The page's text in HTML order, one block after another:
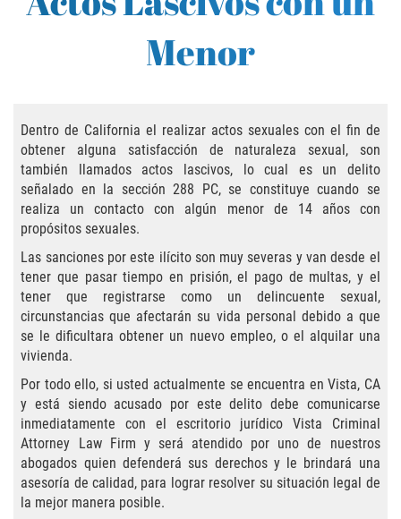
Asalto y Agresión
Agresión Agravada
Asalto con Arma Mortal
Asalto Con Químicos Cáusticos
Asalto Contra Un Funcionario Público
Agresión Contra un Agente del Orden
Público
Asuntos Posteriores a la Condena
Anulando o Rechazando una Condena
Menor
Dentro de California el realizar actos sexuales con el fin de
obtener alguna satisfacción de naturaleza sexual, son
también llamados actos lascivos, lo cual es un delito
señalado en la sección 288 PC, se constituye cuando se
realiza un contacto con algún menor de 14 años con
propósitos sexuales.
Las sanciones por este ilícito son muy severas y van desde el
tener que pasar tiempo en prisión, el pago de multas, y el
tener que registrarse como un delincuente sexual,
circunstancias que afectarán su vida personal debido a que
se le dificultara obtener un nuevo empleo, o el alquilar una
vivienda.
Por todo ello, si usted actualmente se encuentra en Vista, CA
y está siendo acusado por este delito debe comunicarse
inmediatamente con el escritorio jurídico Vista Criminal
Attorney Law Firm y será atendido por uno de nuestros
abogados quien defenderá sus derechos y le brindará una
asesoría de calidad, para lograr resolver su situación legal de
la mejor manera posible.